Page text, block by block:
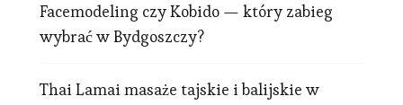
Facemodeling czy Kobido — który zabieg
wybrać w Bydgoszczy?
Thai Lamai masaże tajskie i balijskie w